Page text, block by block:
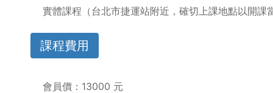
實體課程（台北市捷運站附近，確切上課地點以開課
課程費用
會員價：13000 元